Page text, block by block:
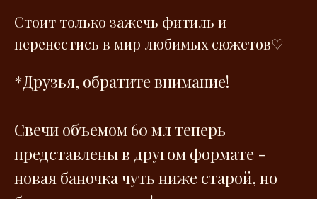
Стоит только зажечь фитиль и
перенестись в мир любимых сюжетов♡
*Друзья, обратите внимание!
Свечи объемом 60 мл теперь
представлены в другом формате -
новая баночка чуть ниже старой, но